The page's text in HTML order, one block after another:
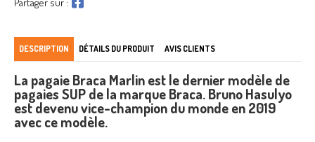
DESCRIPTION DÉTAILS DU PRODUIT AVIS CLIENTS
La pagaie Braca Marlin est le dernier modèle de
pagaies SUP de la marque Braca. Bruno Hasulyo
est devenu vice-champion du monde en 2019
avec ce modèle.